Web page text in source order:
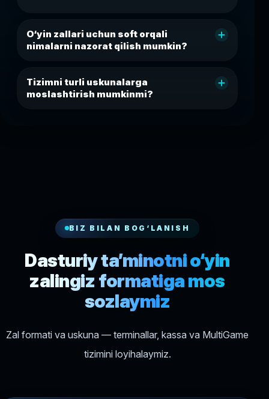
O‘yin zallari uchun soft orqali
nimalarni nazorat qilish mumkin?
Tizimni turli uskunalarga
moslashtirish mumkinmi?
BIZ BILAN BOG‘LANISH
Dasturiy ta’minotni o‘yin
zalingiz formatiga mos
sozlaymiz
Zal formati va uskuna — terminallar, kassa va MultiGame
tizimini loyihalaymiz.